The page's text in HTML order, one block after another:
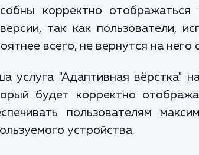
корректно
так как пользователи,
всего, не вернутся на него
услуга "Адаптивная вёрстка"
будет корректно
пользователям
устройства.